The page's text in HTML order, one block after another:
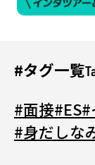
#タグ一覧
#面接#ES#
#身だしな